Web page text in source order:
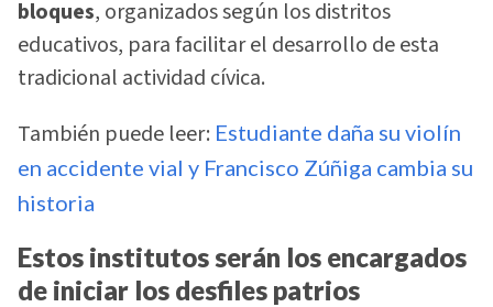
bloques, organizados según los distritos
educativos, para facilitar el desarrollo de esta
tradicional actividad cívica.
También puede leer: Estudiante daña su violín
en accidente vial y Francisco Zúñiga cambia su
historia
Estos institutos serán los encargados
de iniciar los desfiles patrios